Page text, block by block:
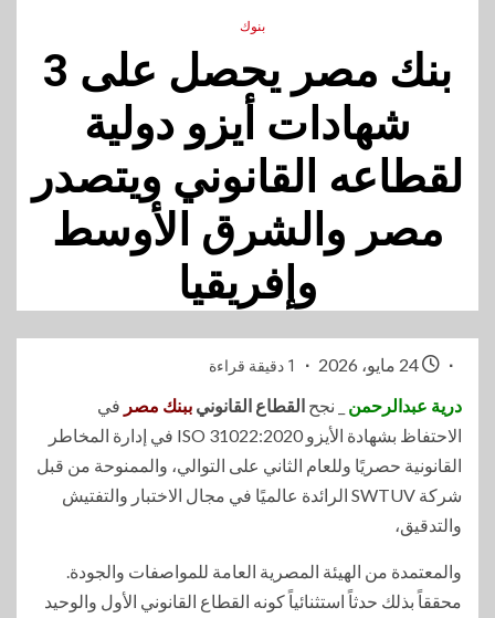
بنوك
بنك مصر يحصل على 3
شهادات أيزو دولية
لقطاعه القانوني ويتصدر
مصر والشرق الأوسط
وإفريقيا
1 دقيقة قراءة
درية عبدالرحمن _ نجح القطاع القانوني ببنك مصر في
الاحتفاظ بشهادة الأيزو ISO 31022:2020 في إدارة المخاطر
القانونية حصريًا وللعام الثاني على التوالي، والممنوحة من قبل
شركة SWTUV الرائدة عالميًا في مجال الاختبار والتفتيش
والتدقيق،
والمعتمدة من الهيئة المصرية العامة للمواصفات والجودة.
محققاً بذلك حدثاً استثنائياً كونه القطاع القانوني الأول والوحيد